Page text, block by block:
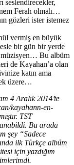
seslendirecekler,
Ferah olmalı…
gözleri ister istemez
vermiş en büyük
bir gün bir yerde
müzisyen… Bu albüm
de Kayahan’a olan
katın ama
üzere…
4 Aralık 2014’te
kayahann-en-
TST
Bu arada
şey “Sadece
ilk Türkçe albüm
için yazdığım